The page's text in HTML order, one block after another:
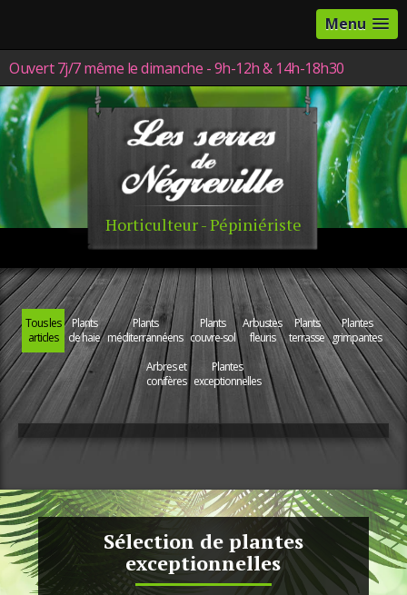
Menu
Ouvert 7j/7 même le dimanche - 9h-12h & 14h-18h30
Horticulteur - Pépiniériste
Tous les
articles
Plants
de haie
Plants
méditerrannéens
Plants
couvre-sol
Arbustes
fleuris
Plants
terrasse
Plantes
grimpantes
Arbres et
conifères
Plantes
exceptionnelles
Sélection de plantes
exceptionnelles